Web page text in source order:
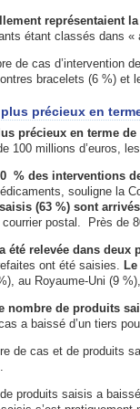
représentaient
étant classés dans «
de cas d’intervention
bracelets (6 %) et
précieux en
précieux en terme
100 millions d’euros,
% des interventions
souligne la
(63 %) sont arrivés
postal. Près de
été relevée dans deux
ont été saisies.
au Royaume-Uni (9
nombre de produits
a baissé d’un tiers
de cas et de produits
de produits saisis a